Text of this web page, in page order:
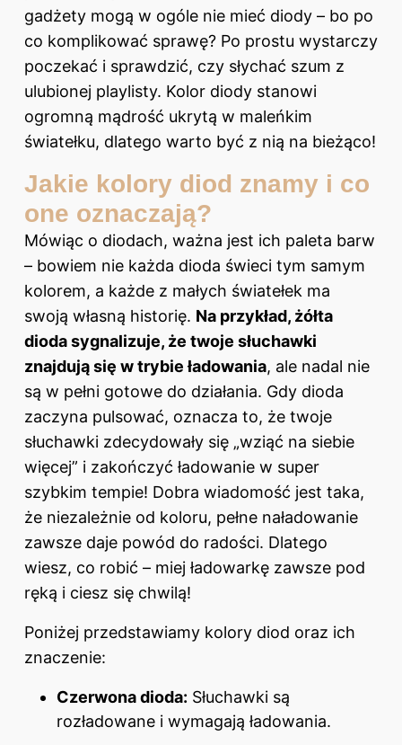
gadżety mogą w ogóle nie mieć diody – bo po
co komplikować sprawę? Po prostu wystarczy
poczekać i sprawdzić, czy słychać szum z
ulubionej playlisty. Kolor diody stanowi
ogromną mądrość ukrytą w maleńkim
światełku, dlatego warto być z nią na bieżąco!
Jakie kolory diod znamy i co
one oznaczają?
Mówiąc o diodach, ważna jest ich paleta barw
– bowiem nie każda dioda świeci tym samym
kolorem, a każde z małych światełek ma
swoją własną historię. Na przykład, żółta
dioda sygnalizuje, że twoje słuchawki
znajdują się w trybie ładowania, ale nadal nie
są w pełni gotowe do działania. Gdy dioda
zaczyna pulsować, oznacza to, że twoje
słuchawki zdecydowały się „wziąć na siebie
więcej” i zakończyć ładowanie w super
szybkim tempie! Dobra wiadomość jest taka,
że niezależnie od koloru, pełne naładowanie
zawsze daje powód do radości. Dlatego
wiesz, co robić – miej ładowarkę zawsze pod
ręką i ciesz się chwilą!
Poniżej przedstawiamy kolory diod oraz ich
znaczenie:
Czerwona dioda: Słuchawki są
rozładowane i wymagają ładowania.